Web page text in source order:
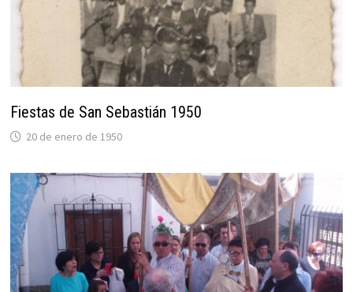
Fiestas de San Sebastián 1950
20 de enero de 1950